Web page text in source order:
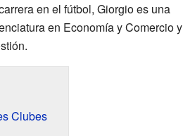
en el fútbol, Giorgio es una
en Economía y Comercio y
Clubes